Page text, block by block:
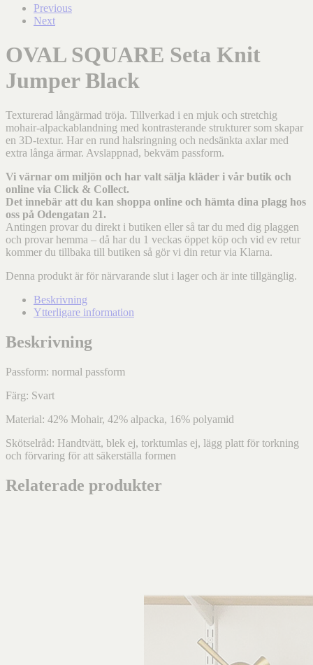
Previous
Next
OVAL SQUARE Seta Knit
Jumper Black
Texturerad långärmad tröja. Tillverkad i en mjuk och stretchig
mohair-alpackablandning med kontrasterande strukturer som skapar
en 3D-textur. Har en rund halsringning och nedsänkta axlar med
extra långa ärmar. Avslappnad, bekväm passform.
Vi värnar om miljön och har valt sälja kläder i vår butik och
online via Click & Collect.
Det innebär att du kan shoppa online och hämta dina plagg hos
oss på Odengatan 21.
Antingen provar du direkt i butiken eller så tar du med dig plaggen
och provar hemma – då har du 1 veckas öppet köp och vid ev retur
kommer du tillbaka till butiken så gör vi din retur via Klarna.
Denna produkt är för närvarande slut i lager och är inte tillgänglig.
Beskrivning
Ytterligare information
Beskrivning
Passform: normal passform
Färg: Svart
Material: 42% Mohair, 42% alpacka, 16% polyamid
Skötselråd: Handtvätt, blek ej, torktumlas ej, lägg platt för torkning
och förvaring för att säkerställa formen
Relaterade produkter